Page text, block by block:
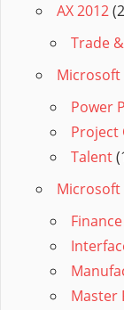
AX 2012
Trade
Microsoft
Power
Project
Talent
Microsoft
Master